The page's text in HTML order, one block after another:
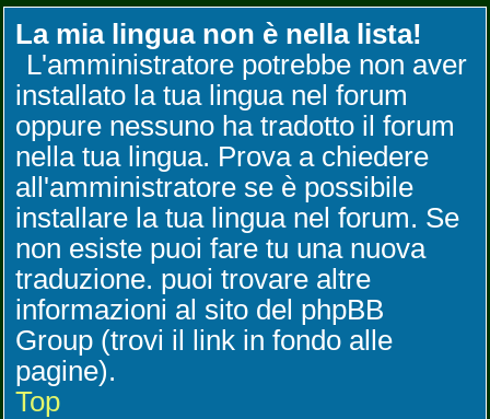
La mia lingua non è nella lista!
L'amministratore potrebbe non aver
installato la tua lingua nel forum
oppure nessuno ha tradotto il forum
nella tua lingua. Prova a chiedere
all'amministratore se è possibile
installare la tua lingua nel forum. Se
non esiste puoi fare tu una nuova
traduzione. puoi trovare altre
informazioni al sito del phpBB
Group (trovi il link in fondo alle
pagine).
Top